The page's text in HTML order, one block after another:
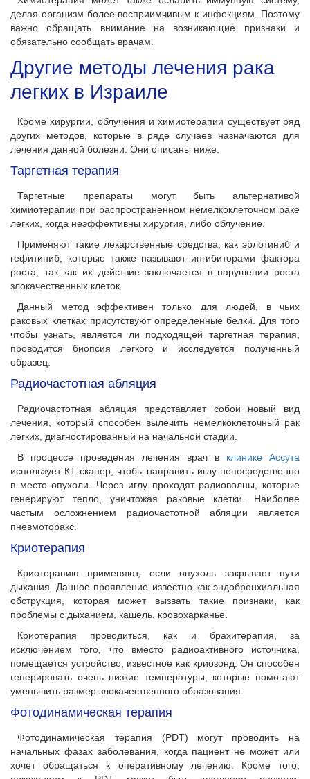
делая организм более восприимчивым к инфекциям. Поэтому
важно обращать внимание на возникающие признаки и
обязательно сообщать врачам.
Другие методы лечения рака
легких в Израиле
Кроме хирургии, облучения и химиотерапии существует ряд
других методов, которые в ряде случаев назначаются для
лечения данной болезни. Они описаны ниже.
Таргетная терапия
Таргетные препараты могут быть альтернативой
химиотерапии при распространенном немелкоклеточном раке
легких, когда неэффективны хирургия, либо облучение.
Применяют такие лекарственные средства, как эрлотиниб и
гефитиниб, которые также называют ингибиторами фактора
роста, так как их действие заключается в нарушении роста
злокачественных клеток.
Данный метод эффективен только для людей, в чьих
раковых клетках присутствуют определенные белки. Для того
чтобы узнать, является ли подходящей таргетная терапия,
проводится биопсия легкого и исследуется полученный
образец.
Радиочастотная абляция
Радиочастотная абляция представляет собой новый вид
лечения, который способен вылечить немелкоклеточный рак
легких, диагностированный на начальной стадии.
В процессе проведения лечения врач в клинике Ассута
использует КТ-сканер, чтобы направить иглу непосредственно
в место опухоли. Через иглу проходят радиоволны, которые
генерируют тепло, уничтожая раковые клетки. Наиболее
частым осложнением радиочастотной абляции является
пневмоторакс.
Криотерапия
Криотерапию применяют, если опухоль закрывает пути
дыхания. Данное проявление известно как эндобронхиальная
обструкция, которая может вызвать такие признаки, как
проблемы с дыханием, кашель, кровохарканье.
Криотерапия проводиться, как и брахитерапия, за
исключением того, что вместо радиоактивного источника,
помещается устройство, известное как криозонд. Он способен
генерировать очень низкие температуры, которые помогают
уменьшить размер злокачественного образования.
Фотодинамическая терапия
Фотодинамическая терапия (PDT) могут проводить на
начальных фазах заболевания, когда пациент не может или
хочет обращаться к оперативному лечению. Кроме того,